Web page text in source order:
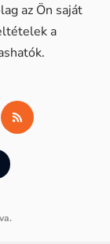
az Ön saját
a